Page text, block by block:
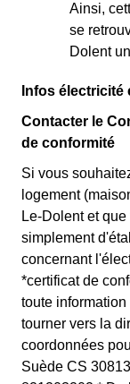
Ainsi,
se
Dolent
Infos électricité
Contacter le
de conformité
Si vous
logement
Le-Dolent et
simplement
concernant
*certificat de
toute
tourner vers la
coordonnées
Suède CS